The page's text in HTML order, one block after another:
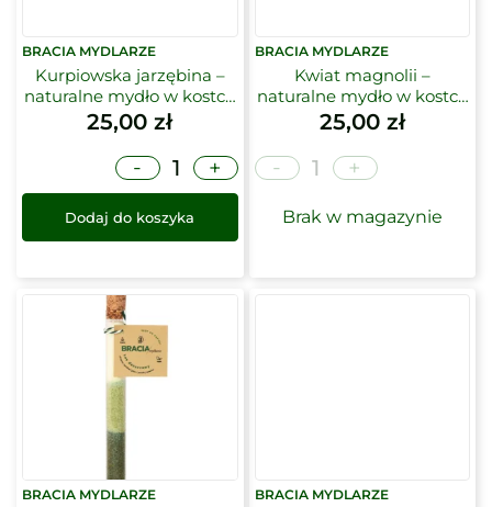
BRACIA MYDLARZE
Kurpiowska jarzębina –
naturalne mydło w kostce
| Bracia Mydlarze
25,00zł
-
+
Dodaj do koszyka
BRACIA MYDLARZE
Kwiat magnolii –
naturalne mydło w kostce
| Bracia Mydlarze
25,00 zł
-
+
Brak w magazynie
BRACIA MYDLARZE BRACIA MYDLARZE